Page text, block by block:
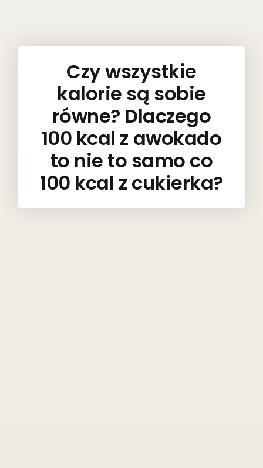
Czy wszystkie
kalorie są sobie
równe? Dlaczego
100 kcal z awokado
to nie to samo co
100 kcal z cukierka?